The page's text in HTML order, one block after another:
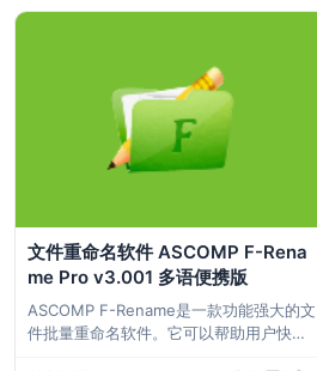
化后的数据提取，适用于家庭监护、数据
文件重命名软件 ASCOMP F-Rena
me Pro v3.001 多语便携版
ASCOMP F-Rename是一款功能强大的文
件批量重命名软件。它可以帮助用户快